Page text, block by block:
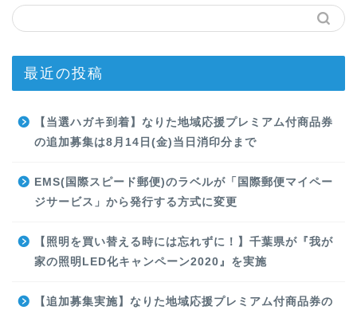
最近の投稿
【当選ハガキ到着】なりた地域応援プレミアム付商品券
の追加募集は8月14日(金)当日消印分まで
EMS(国際スピード郵便)のラベルが「国際郵便マイペー
ジサービス」から発行する方式に変更
【照明を買い替える時には忘れずに！】千葉県が『我が
家の照明LED化キャンペーン2020』を実施
【追加募集実施】なりた地域応援プレミアム付商品券の